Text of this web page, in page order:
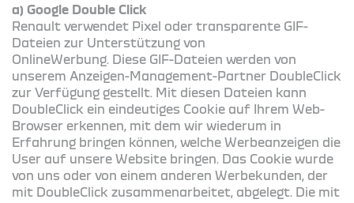
a) Google Double Click
Renault verwendet Pixel oder transparente GIF-
Dateien zur Unterstützung von
OnlineWerbung. Diese GIF-Dateien werden von
unserem Anzeigen-Management-Partner DoubleClick
zur Verfügung gestellt. Mit diesen Dateien kann
DoubleClick ein eindeutiges Cookie auf Ihrem Web-
Browser erkennen, mit dem wir wiederum in
Erfahrung bringen können, welche Werbeanzeigen die
User auf unsere Website bringen. Das Cookie wurde
von uns oder von einem anderen Werbekunden, der
mit DoubleClick zusammenarbeitet, abgelegt. Die mit